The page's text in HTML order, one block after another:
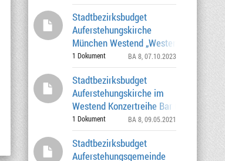
Stadtbezirksbudget
Auferstehungskirche
München Westend „Westend-Vibes“ am
26.10.2023 und 13.12.20
1 Dokument BA 8, 07.10.2023
Stadtbezirksbudget
Auferstehungskirche im
Westend Konzertreihe Bar Gabanyi goes
Auferstehungskirc
1 Dokument BA 8, 09.05.2021
Stadtbezirksbudget
Auferstehungsgemeinde